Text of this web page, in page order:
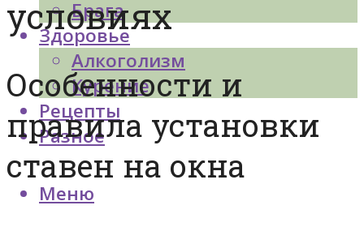
Брага
Здоровье
Алкоголизм
Курение
Рецепты
Разное
Меню
условиях
Особенности и
правила установки
ставен на окна